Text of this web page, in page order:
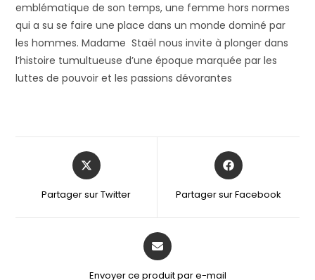
emblématique de son temps, une femme hors normes
qui a su se faire une place dans un monde dominé par
les hommes. Madame Staël nous invite à plonger dans
l’histoire tumultueuse d’une époque marquée par les
luttes de pouvoir et les passions dévorantes
Partager sur Twitter Partager sur Facebook
Envoyer ce produit par e-mail